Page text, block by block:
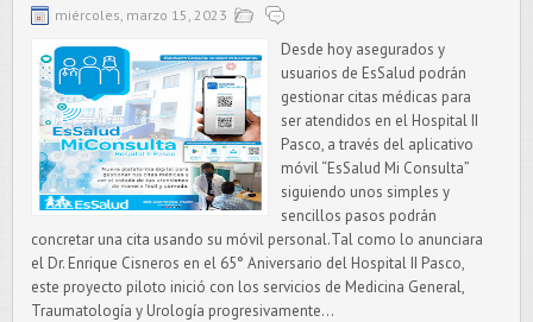
miércoles, marzo 15, 2023
Desde hoy asegurados y
usuarios de EsSalud podrán
gestionar citas médicas para
ser atendidos en el Hospital II
Pasco, a través del aplicativo
móvil “EsSalud Mi Consulta”
siguiendo unos simples y
sencillos pasos podrán
concretar una cita usando su móvil personal.Tal como lo anunciara
el Dr. Enrique Cisneros en el 65° Aniversario del Hospital II Pasco,
este proyecto piloto inició con los servicios de Medicina General,
Traumatología y Urología progresivamente...